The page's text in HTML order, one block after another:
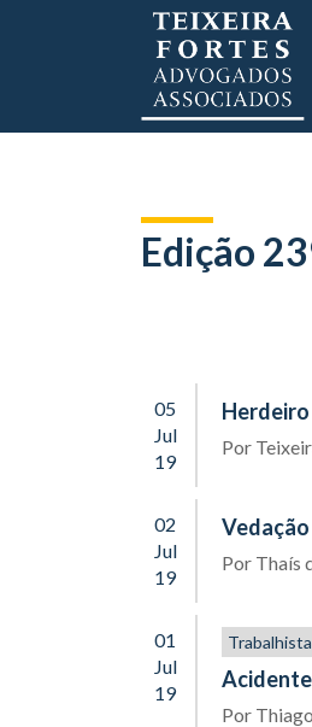
Edição
05
Jul
19
Por
02
Jul
19
Por Thaís
01
Jul
19
Trabalhista
Por